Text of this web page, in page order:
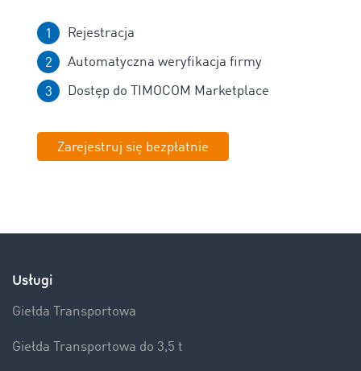
Rejestracja
Automatyczna weryfikacja firmy
Dostęp do TIMOCOM Marketplace
Zarejestruj się bezpłatnie
Usługi
Giełda Transportowa
Giełda Transportowa do 3,5 t